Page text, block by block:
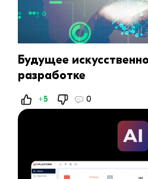
Будущее
разработке
+5 0